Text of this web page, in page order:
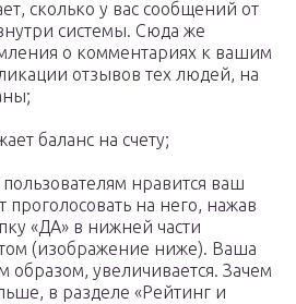
сколько у вас сообщений от
системы. Сюда же
о комментариях к вашим
отзывов тех людей, на
баланс на счету;
нравится ваш
проголосовать на него, нажав
«ДА» в нижней части
(изображение ниже). Ваша
образом, увеличивается. Зачем
в разделе «Рейтинг и